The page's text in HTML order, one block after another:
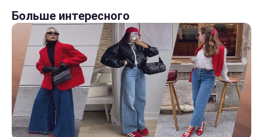
Больше интересного